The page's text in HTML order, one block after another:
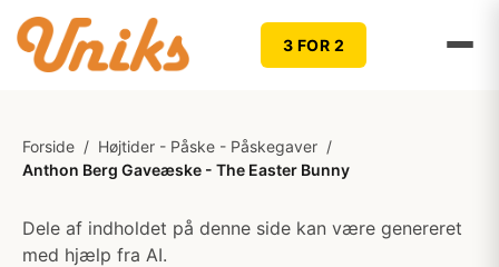
3 FOR 2
Forside / Højtider - Påske - Påskegaver /
Anthon Berg Gaveæske - The Easter Bunny
Dele af indholdet på denne side kan være genereret
med hjælp fra AI.